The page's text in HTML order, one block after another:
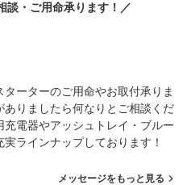
談・ご用命承ります！／
ーターのご用命やお取付承りま
りましたら何なりとご相談くだ
電器やアッシュトレイ・ブルー
ラインナップしております！
メッセージをもっと見る